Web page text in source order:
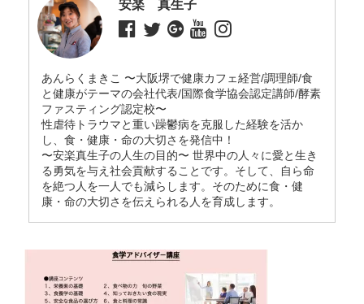
あんらくまきこ 〜大阪堺で健康カフェ経営/調理師/食
と健康がテーマの会社代表/国際食学協会認定講師/酵素
ファスティング認定校〜
性虐待トラウマと重い躁鬱病を克服した経験を活か
し、食・健康・命の大切さを発信中！
〜安楽真生子の人生の目的〜 世界中の人々に愛と生き
る勇気を与え社会貢献することです。そして、自ら命
を絶つ人を一人でも減らします。そのために食・健
康・命の大切さを伝えられる人を育成します。
安楽 真生子